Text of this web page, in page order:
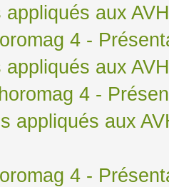
appliqués aux AVH
4 -
appliqués aux AVH
4 -
appliqués aux
4 -